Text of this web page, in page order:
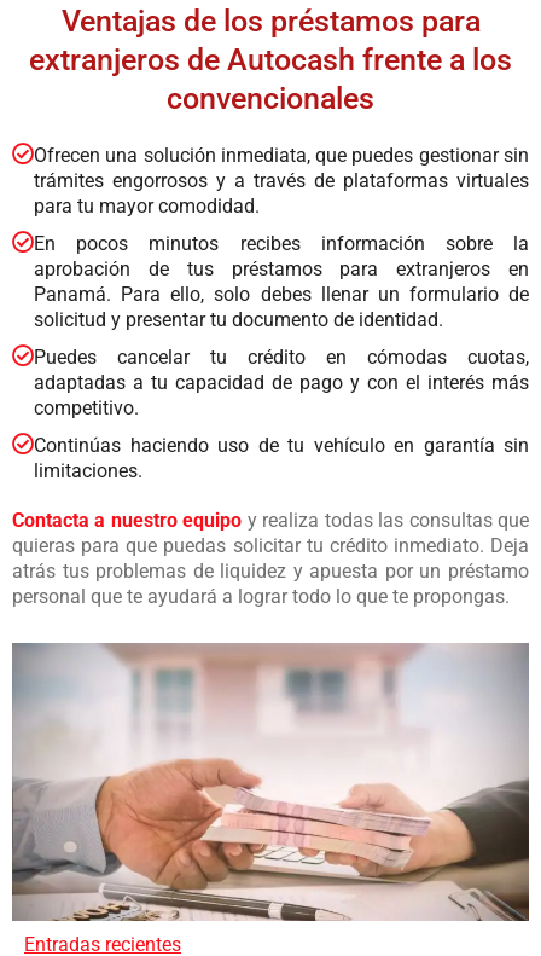
Ventajas de los préstamos para
extranjeros de Autocash frente a los
convencionales
Ofrecen una solución inmediata, que puedes gestionar sin
trámites engorrosos y a través de plataformas virtuales
para tu mayor comodidad.
En pocos minutos recibes información sobre la
aprobación de tus préstamos para extranjeros en
Panamá. Para ello, solo debes llenar un formulario de
solicitud y presentar tu documento de identidad.
Puedes cancelar tu crédito en cómodas cuotas,
adaptadas a tu capacidad de pago y con el interés más
competitivo.
Continúas haciendo uso de tu vehículo en garantía sin
limitaciones.
Contacta a nuestro equipo y realiza todas las consultas que
quieras para que puedas solicitar tu crédito inmediato. Deja
atrás tus problemas de liquidez y apuesta por un préstamo
personal que te ayudará a lograr todo lo que te propongas.
Entradas recientes